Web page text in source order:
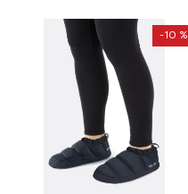
-10 %